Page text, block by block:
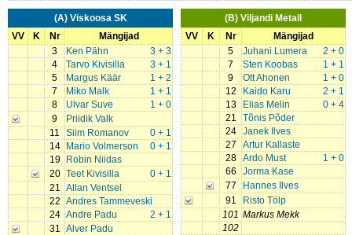
(A) Viskoosa SK
VV
K Nr
Mängijad
3
3 + 3
Ken Pähn
4
3 + 1
Tarvo Kivisilla
5
1 + 2
Margus Käär
7
1 + 1
Miko Malk
8
1 + 0
Ulvar Suve
9
Priidik Valk
11
0 + 1
Siim Romanov
14
0 + 1
Mario Volmerson
19
Robin Niidas
20
0 + 1
Teet Kivisilla
21 Allan Ventsel
22 Andres Tammeveski
24
2 + 1
Andre Padu
31 Alver Padu
(B) Viljandi Metall
VV
K Nr
Mängijad
5
2 + 0
Juhani Lumera
7
1 + 1
Sten Koobas
9
1 + 0
Ott Ahonen
12
2 + 1
Kaido Karu
13
0 + 4
Elias Melin
21
Tõnis Põder
24
Janek Ilves
27
Artur Kallaste
28
1 + 0
Ardo Must
66
Jorma Kase
77
Hannes Ilves
91
Risto Tölp
101 Markus Mekk
102